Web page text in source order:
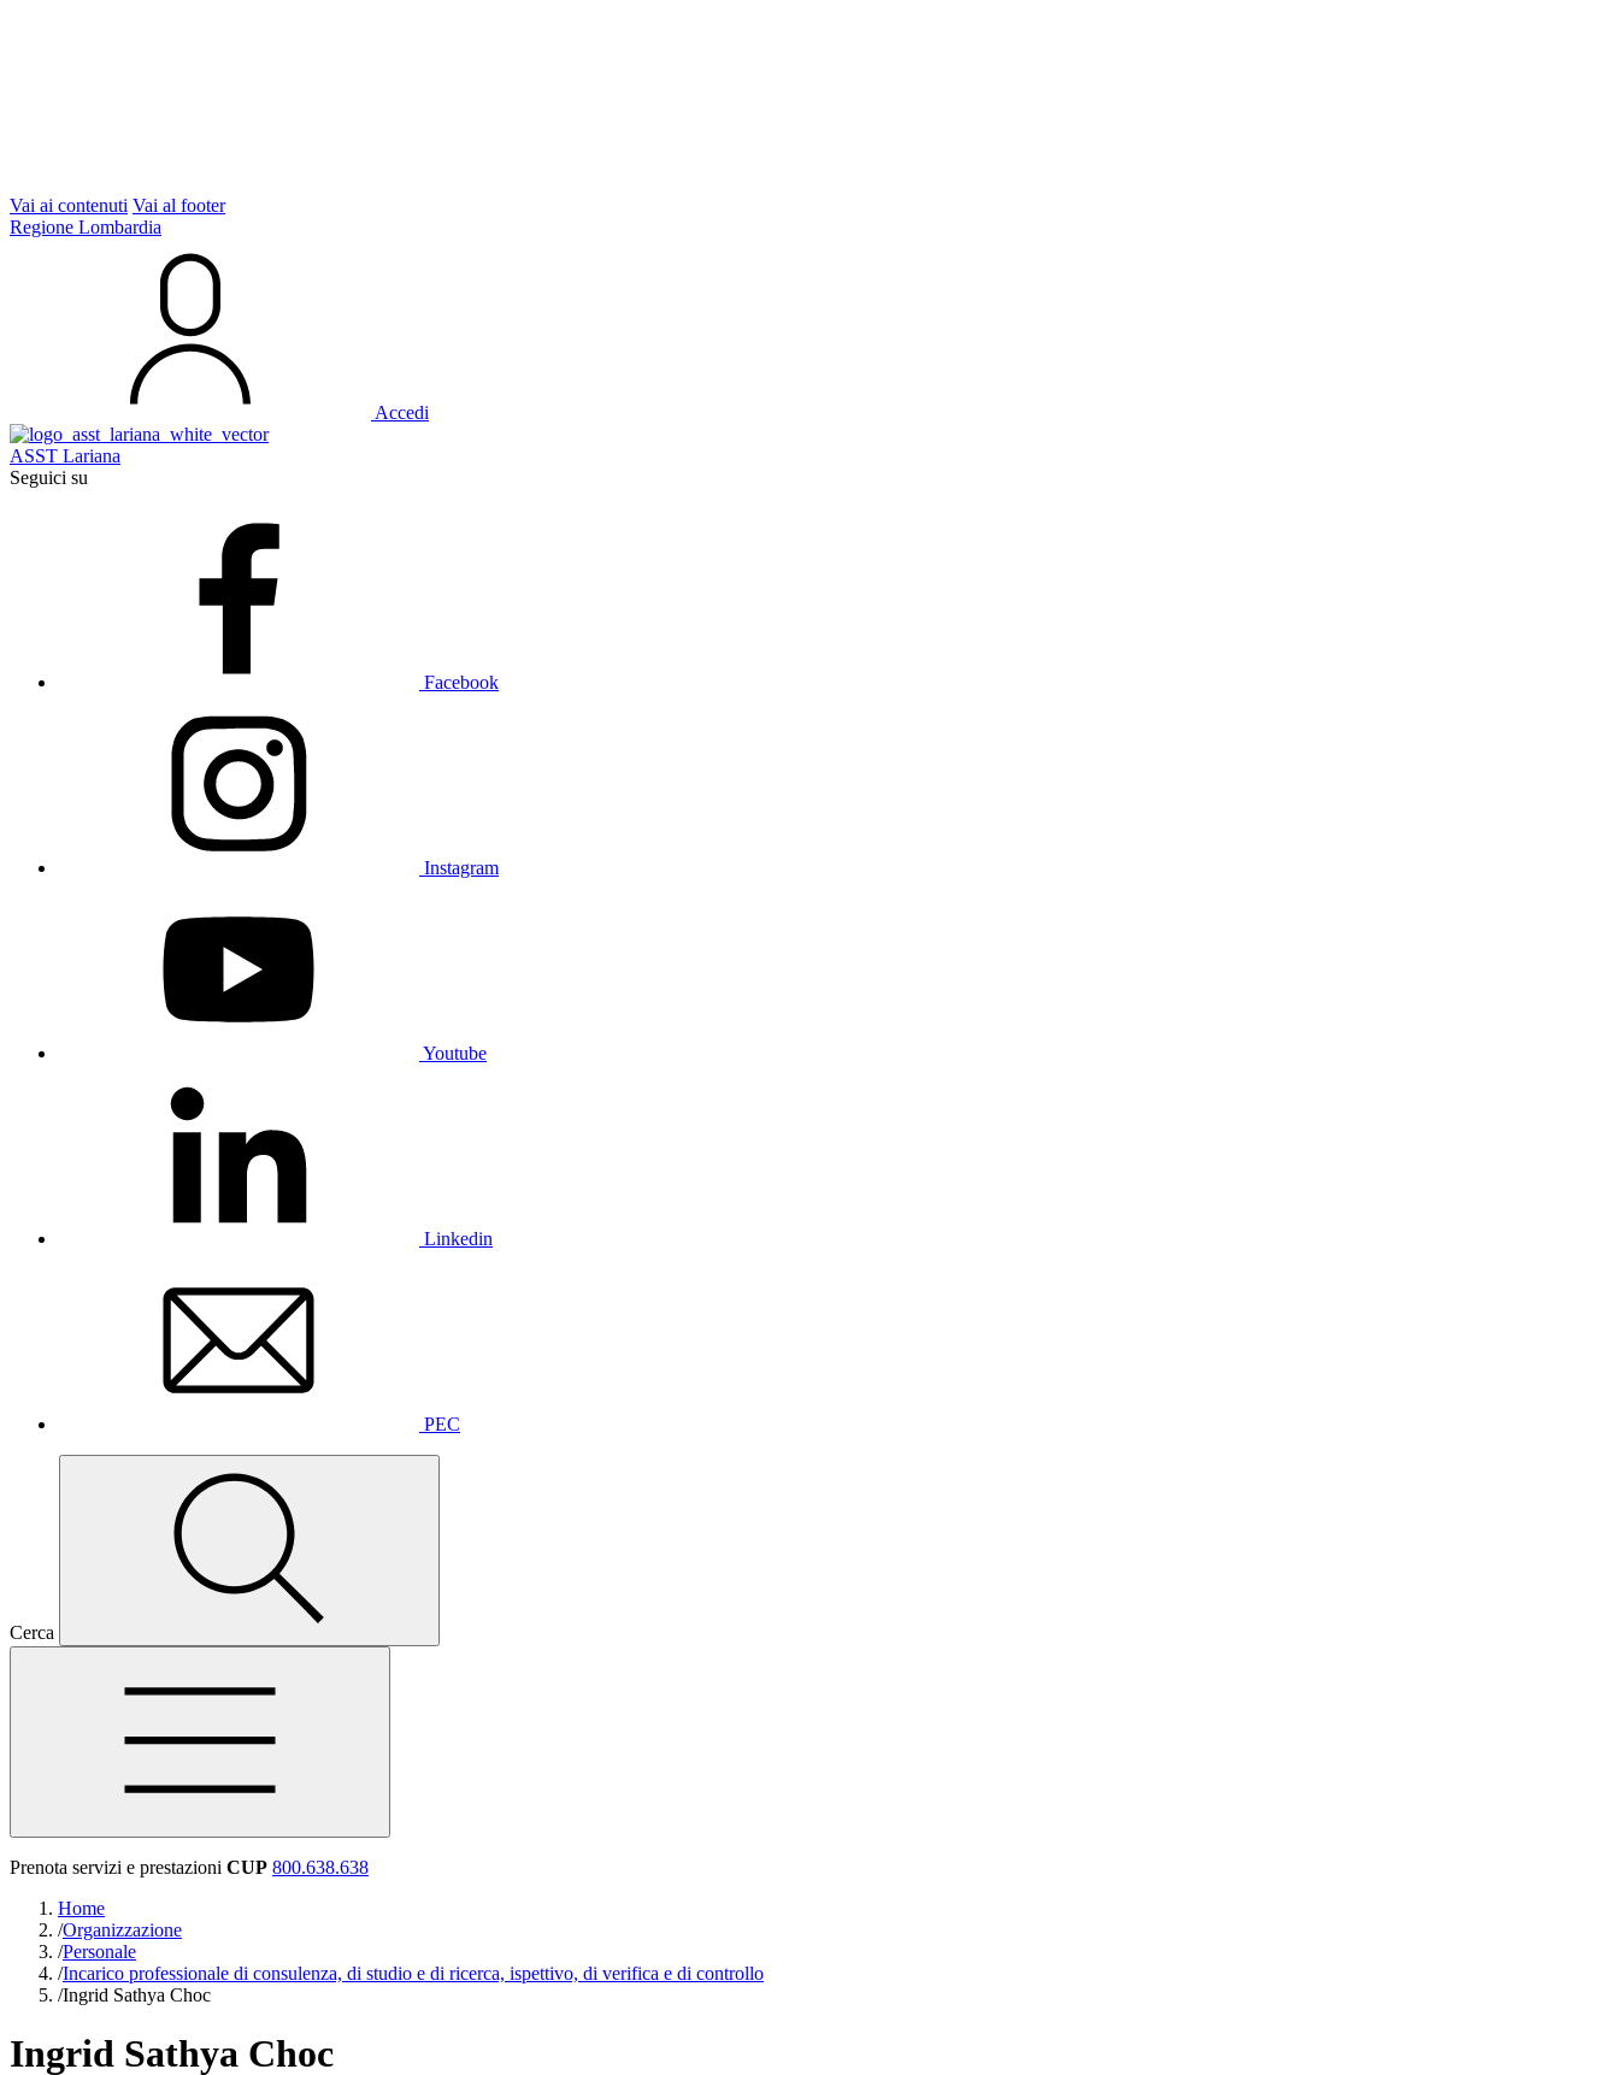
Vai ai contenuti Vai al footer
Regione Lombardia
Accedi
ASST Lariana
Seguici su
Facebook
Instagram
Youtube
Linkedin
PEC
Cerca
Prenota servizi e prestazioni CUP 800.638.638
Home
/Organizzazione
/Personale
/Incarico professionale di consulenza, di studio e di ricerca, ispettivo, di verifica e di controllo
/Ingrid Sathya Choc
Ingrid Sathya Choc